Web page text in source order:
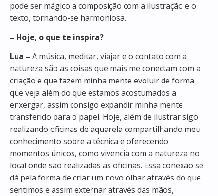
pode ser mágico a composição com a ilustração e o
texto, tornando-se harmoniosa.
– Hoje, o que te inspira?
Lua – A música, meditar, viajar e o contato com a
natureza são as coisas que mais me conectam com a
criação e que fazem minha mente evoluir de forma
que veja além do que estamos acostumados a
enxergar, assim consigo expandir minha mente
transferido para o papel. Hoje, além de ilustrar sigo
realizando oficinas de aquarela compartilhando meu
conhecimento sobre a técnica e oferecendo
momentos únicos, como vivencia com a natureza no
local onde são realizadas as oficinas. Essa conexão se
dá pela forma de criar um novo olhar através do que
sentimos e assim externar através das mãos,